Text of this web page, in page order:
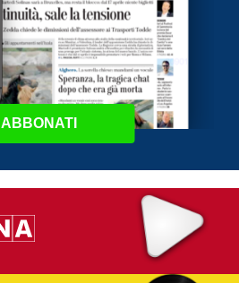
ABBONATI